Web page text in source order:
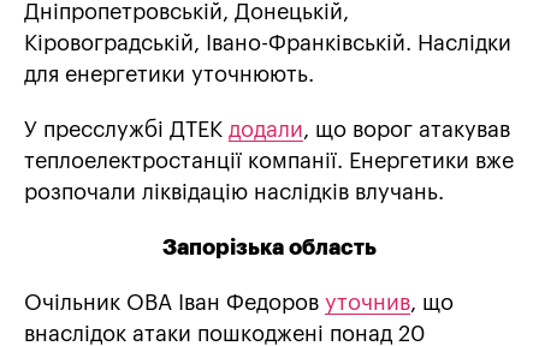
Дніпропетровській, Донецькій,
Кіровоградській, Івано-Франківській. Наслідки
для енергетики уточнюють.
У пресслужбі ДТЕК додали, що ворог атакував
теплоелектростанції компанії. Енергетики вже
розпочали ліквідацію наслідків влучань.
Запорізька область
Очільник ОВА Іван Федоров уточнив, що
внаслідок атаки пошкоджені понад 20